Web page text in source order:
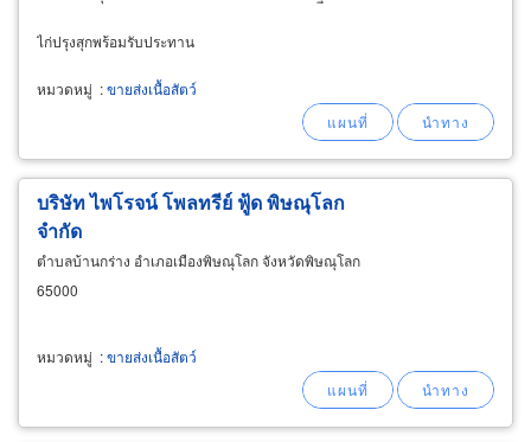
ไก่ปรุงสุกพร้อมรับประทาน
หมวดหมู่ :ขายส่งเนื้อสัตว์
บริษัท ไพโรจน์ โพลทรีย์ ฟู้ด พิษณุโลก
จำกัด
ตำบลบ้านกร่าง อำเภอเมืองพิษณุโลก จังหวัดพิษณุโลก
65000
หมวดหมู่ :ขายส่งเนื้อสัตว์